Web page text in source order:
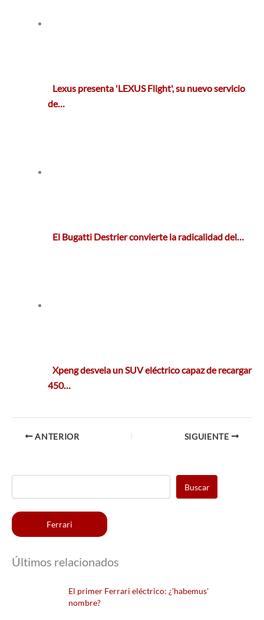
Lexus presenta 'LEXUS Flight', su nuevo servicio
de…
El Bugatti Destrier convierte la radicalidad del…
Xpeng desvela un SUV eléctrico capaz de recargar
450…
ANTERIOR SIGUIENTE
Buscar
Ferrari
Últimos relacionados
El primer Ferrari eléctrico: ¿'habemus'
nombre?